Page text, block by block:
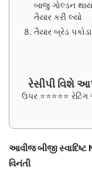
બાજુ ગોલ્ડન
તૈયાર કરી લ્યો
તૈયાર બ્રેડ
રેસીપી વિશે
ઉપર ⭐⭐⭐⭐⭐
આવીજ બીજી
વિનંતી